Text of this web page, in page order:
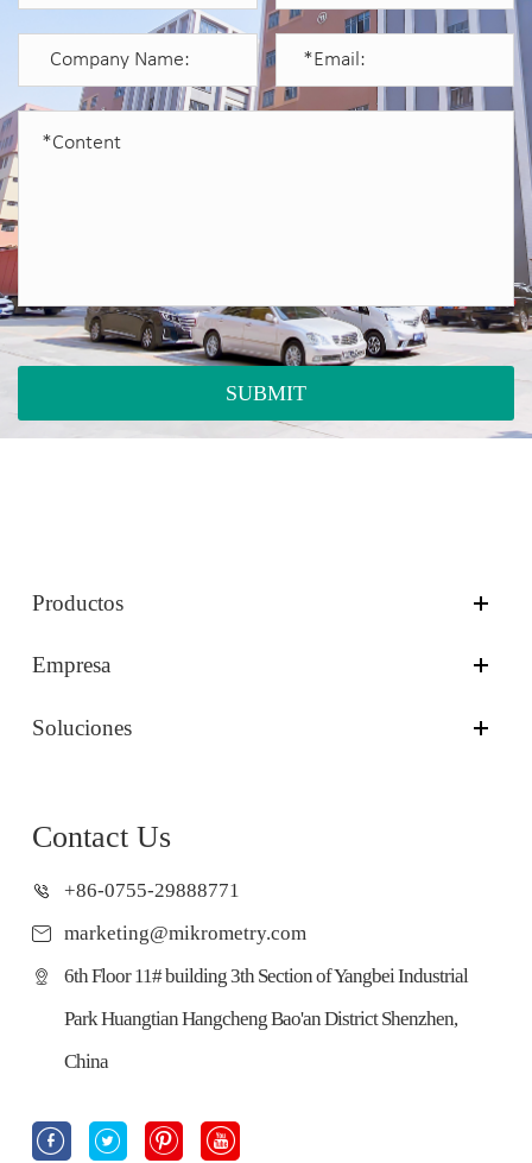
SUBMIT
Productos
Empresa
Soluciones
Contact Us
+86-0755-29888771
marketing@mikrometry.com
6th Floor 11# building 3th Section of Yangbei Industrial
Park Huangtian Hangcheng Bao'an District Shenzhen,
China
   